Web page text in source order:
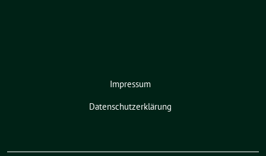
Impressum
Datenschutzerklärung